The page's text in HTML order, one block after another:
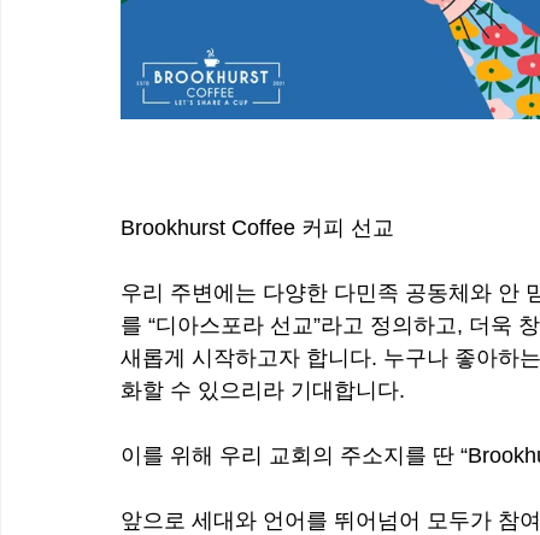
Brookhurst Coffee 커피 선교
우리 주변에는 다양한 다민족 공동체와 안
를 “디아스포라 선교”라고 정의하고, 더욱
새롭게 시작하고자 합니다. 누구나 좋아하
화할 수 있으리라 기대합니다.
이를 위해 우리 교회의 주소지를 딴
앞으로 세대와 언어를 뛰어넘어 모두가 참